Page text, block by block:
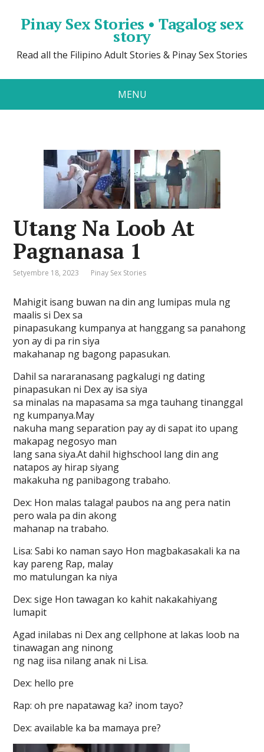
Pinay Sex Stories • Tagalog sex
story
Read all the Filipino Adult Stories & Pinay Sex Stories
MENU
Utang Na Loob At
Pagnanasa 1
Setyembre 18, 2023 Pinay Sex Stories
Mahigit isang buwan na din ang lumipas mula ng
maalis si Dex sa
pinapasukang kumpanya at hanggang sa panahong
yon ay di pa rin siya
makahanap ng bagong papasukan.
Dahil sa nararanasang pagkalugi ng dating
pinapasukan ni Dex ay isa siya
sa minalas na mapasama sa mga tauhang tinanggal
ng kumpanya.May
nakuha mang separation pay ay di sapat ito upang
makapag negosyo man
lang sana siya.At dahil highschool lang din ang
natapos ay hirap siyang
makakuha ng panibagong trabaho.
Dex: Hon malas talaga! paubos na ang pera natin
pero wala pa din akong
mahanap na trabaho.
Lisa: Sabi ko naman sayo Hon magbakasakali ka na
kay pareng Rap, malay
mo matulungan ka niya
Dex: sige Hon tawagan ko kahit nakakahiyang
lumapit
Agad inilabas ni Dex ang cellphone at lakas loob na
tinawagan ang ninong
ng nag iisa nilang anak ni Lisa.
Dex: hello pre
Rap: oh pre napatawag ka? inom tayo?
Dex: available ka ba mamaya pre?